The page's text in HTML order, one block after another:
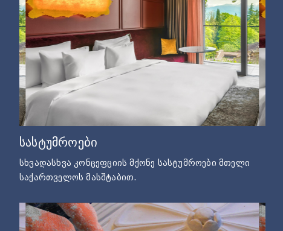
სასტუმროები
სხვადასხვა კონცეფციის მქონე სასტუმროები მთელი
საქართველოს მასშტაბით.